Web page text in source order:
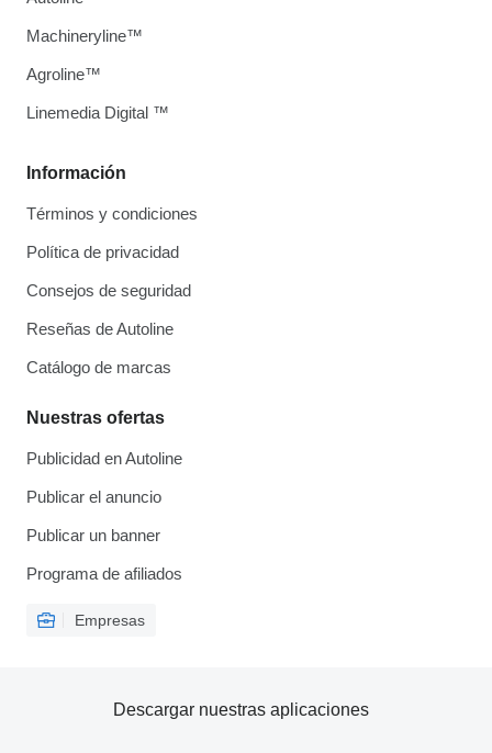
Información
Términos y condiciones
Política de privacidad
Consejos de seguridad
Reseñas de Autoline
Catálogo de marcas
Nuestras ofertas
Publicidad en Autoline
Publicar el anuncio
Publicar un banner
Programa de afiliados
Empresas
Machineryline™
Agroline™
Linemedia Digital ™
Descargar nuestras aplicaciones